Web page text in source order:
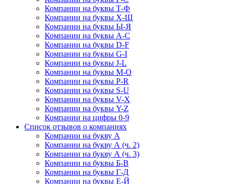
Компании на буквы Т-Ф
Компании на буквы Х-Щ
Компании на буквы Ы-Я
Компании на буквы A-C
Компании на буквы D-F
Компании на буквы G-I
Компании на буквы J-L
Компании на буквы M-O
Компании на буквы P-R
Компании на буквы S-U
Компании на буквы V-X
Компании на буквы Y-Z
Компании на цифры 0-9
Список отзывов о компаниях
Компании на букву А
Компании на букву А (ч. 2)
Компании на букву А (ч. 3)
Компании на буквы Б-В
Компании на буквы Г-Д
Компании на буквы Е-Й